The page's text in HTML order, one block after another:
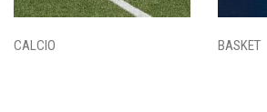
CALCIO BASKET